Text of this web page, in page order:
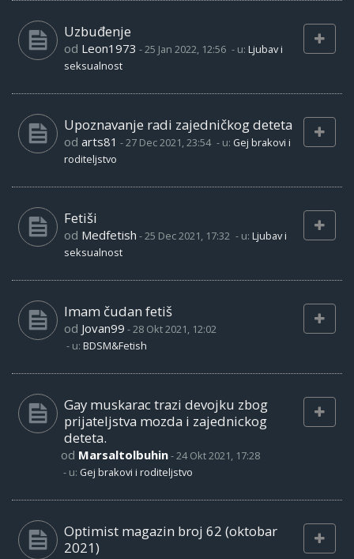
Uzbuđenje
od Leon1973 -25 Jan 2022, 12:56 - u: Ljubav i
seksualnost
Upoznavanje radi zajedničkog deteta
od arts81 -27 Dec 2021, 23:54 - u: Gej brakovi i
roditeljstvo
Fetiši
od Medfetish -25 Dec 2021, 17:32 - u: Ljubav i
seksualnost
Imam čudan fetiš
od Jovan99 -28 Okt 2021, 12:02
- u: BDSM&Fetish
Gay muskarac trazi devojku zbog
prijateljstva mozda i zajednickog
deteta.
od Marsaltolbuhin-24 Okt 2021, 17:28
- u: Gej brakovi i roditeljstvo
Optimist magazin broj 62 (oktobar
2021)